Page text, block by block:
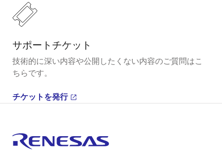
サポートチケット
技術的に深い内容や公開したくない内容のご質問はこ
ちらです。
チケットを発行